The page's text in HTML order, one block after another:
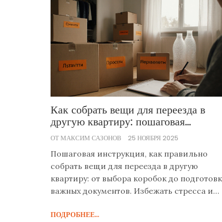
Как собрать вещи для переезда в
другую квартиру: пошаговая
инструкция
ОТ МАКСИМ САЗОНОВ 25 НОЯБРЯ 2025
Пошаговая инструкция, как правильно
собрать вещи для переезда в другую
квартиру: от выбора коробок до
важных документов. Избежать стресса и
правильная упаковка.
ПОДРОБНЕЕ...